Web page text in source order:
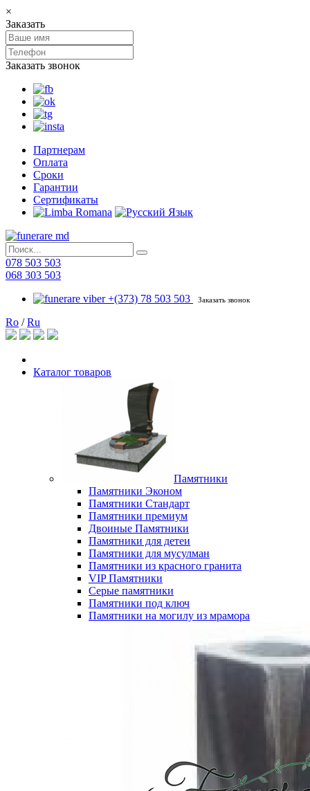
×
Заказать
Заказать звонок
Партнерам
Оплата
Сроки
Гарантии
Сертификаты
078 503 503
068 303 503
+(373) 78 503 503
Заказать звонок
Ro /Ru
Каталог товаров
Памятники
Памятники Эконом
Памятники Стандарт
Памятники премиум
Двоиные Памятники
Памятники для детеи
Памятники для мусулман
Памятники из красного гранита
VIP Памятники
Серые памятники
Памятники под ключ
Памятники на могилу из мрамора